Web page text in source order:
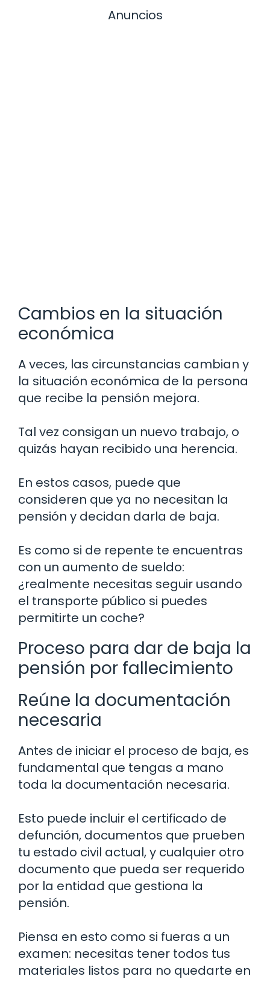
Anuncios
Cambios en la situación
económica
A veces, las circunstancias cambian y
la situación económica de la persona
que recibe la pensión mejora.
Tal vez consigan un nuevo trabajo, o
quizás hayan recibido una herencia.
En estos casos, puede que
consideren que ya no necesitan la
pensión y decidan darla de baja.
Es como si de repente te encuentras
con un aumento de sueldo:
¿realmente necesitas seguir usando
el transporte público si puedes
permitirte un coche?
Proceso para dar de baja la
pensión por fallecimiento
Reúne la documentación
necesaria
Antes de iniciar el proceso de baja, es
fundamental que tengas a mano
toda la documentación necesaria.
Esto puede incluir el certificado de
defunción, documentos que prueben
tu estado civil actual, y cualquier otro
documento que pueda ser requerido
por la entidad que gestiona la
pensión.
Piensa en esto como si fueras a un
examen: necesitas tener todos tus
materiales listos para no quedarte en